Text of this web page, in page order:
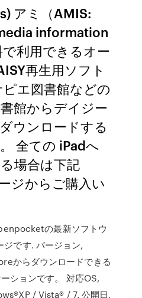
アミ（AMIS:
information
利用できるオー
再生用ソフト
エ図書館などの
館からデイジー
ウンロードする
全ての iPadへ
場合は下記
ジからご購入い
の最新ソフトウ
ジです. バージョン,
からダウンロードできる
ションです。 対応OS,
/ Vista® / 7. 公開日,